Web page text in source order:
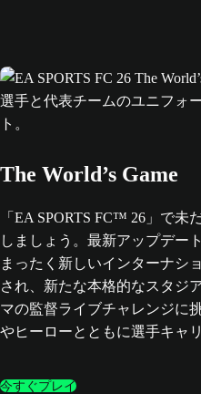
The World’s Game
「EA SPORTS FC™ 26」で
しましょう。最新アップデー
まったく新しいインターナシ
され、新たな本格的なスタジ
マの監督ライブチャレンジに
やヒーローとともに選手キャ
今すぐプレイ